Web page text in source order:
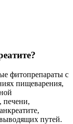
фитопрепараты с
пищеварения,
печени,
путей.